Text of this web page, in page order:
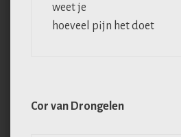
weet je
hoeveel pijn het doet
Cor van Drongelen